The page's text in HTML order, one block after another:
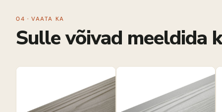
04 · VAATA KA
Sulle võivad meeldida